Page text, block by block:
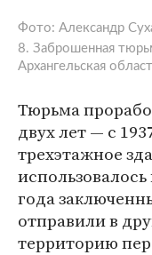
Фото: Александр
8. Заброшенная
Архангельская
Тюрьма
двух лет — с
трехэтажное
года
отправили в
территорию